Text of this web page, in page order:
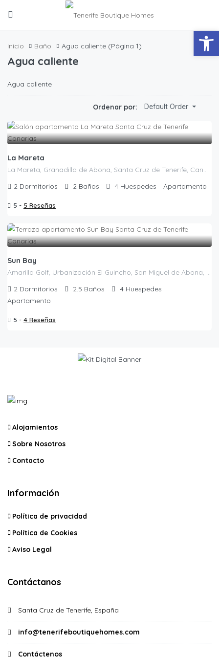
Inicio Baño Agua caliente (Página 1)
Agua caliente
Agua caliente
Ordenar por: Default Order
La Mareta
La Mareta, Granadilla de Abona, Santa Cruz de Tenerife, Canarias, 38618, España
2 Dormitorios 2 Baños 4 Huespedes Apartamento
5 - 5 Reseñas
Sun Bay
Amarilla Golf, Urbanización El Guincho, San Miguel de Abona, Santa Cruz de Tenerife, Canarias, 38639, España
2 Dormitorios 2.5 Baños 4 Huespedes
Apartamento
5 - 4 Reseñas
Alojamientos
Sobre Nosotros
Contacto
Información
Política de privacidad
Política de Cookies
Aviso Legal
Contáctanos
Santa Cruz de Tenerife, España
info@tenerifeboutiquehomes.com
Contáctenos